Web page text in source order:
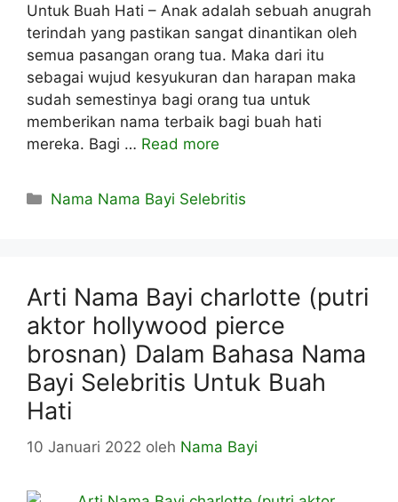
Untuk Buah Hati – Anak adalah sebuah anugrah
terindah yang pastikan sangat dinantikan oleh
semua pasangan orang tua. Maka dari itu
sebagai wujud kesyukuran dan harapan maka
sudah semestinya bagi orang tua untuk
memberikan nama terbaik bagi buah hati
mereka. Bagi … Read more
Kategori
Nama Nama Bayi Selebritis
Arti Nama Bayi charlotte (putri
aktor hollywood pierce
brosnan) Dalam Bahasa Nama
Bayi Selebritis Untuk Buah
Hati
10 Januari 2022 oleh Nama Bayi